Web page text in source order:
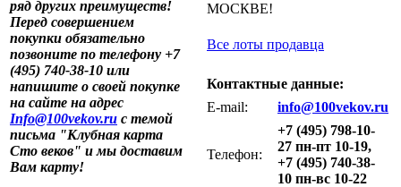
ряд других преимуществ!
Перед совершением
покупки обязательно
позвоните по телефону +7
(495) 740-38-10 или
напишите о своей покупке
на сайте на адрес
Info@100vekov.ru с темой
письма "Клубная карта
Сто веков" и мы доставим
Вам карту!
МОСКВЕ!
Все лоты продавца
Контактные данные:
E-mail:
info@100vekov.ru
Телефон:
+7 (495) 798-10-
27 пн-пт 10-19,
+7 (495) 740-38-
10 пн-вс 10-22